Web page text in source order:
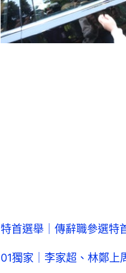
特首選舉｜傳辭職參選
01獨家｜李家超、林鄭